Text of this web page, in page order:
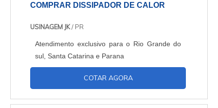
COMPRAR DISSIPADOR DE CALOR
USINAGEM JK/ PR
Atendimento exclusivo para o Rio Grande do
sul, Santa Catarina e Parana
COTAR AGORA